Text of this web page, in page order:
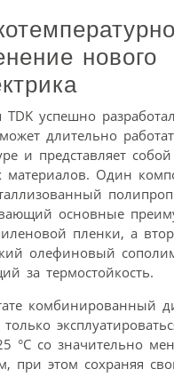
нового
успешно
длительно
и представляет
материалов. Один
основные
пленки, а
олефиновый
за термостойкость.
комбинированный
°C со значительно
при этом сохраняя